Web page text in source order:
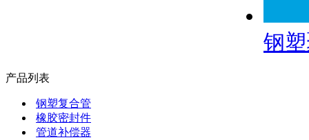
钢
产品列表
钢塑复合管
橡胶密封件
管道补偿器